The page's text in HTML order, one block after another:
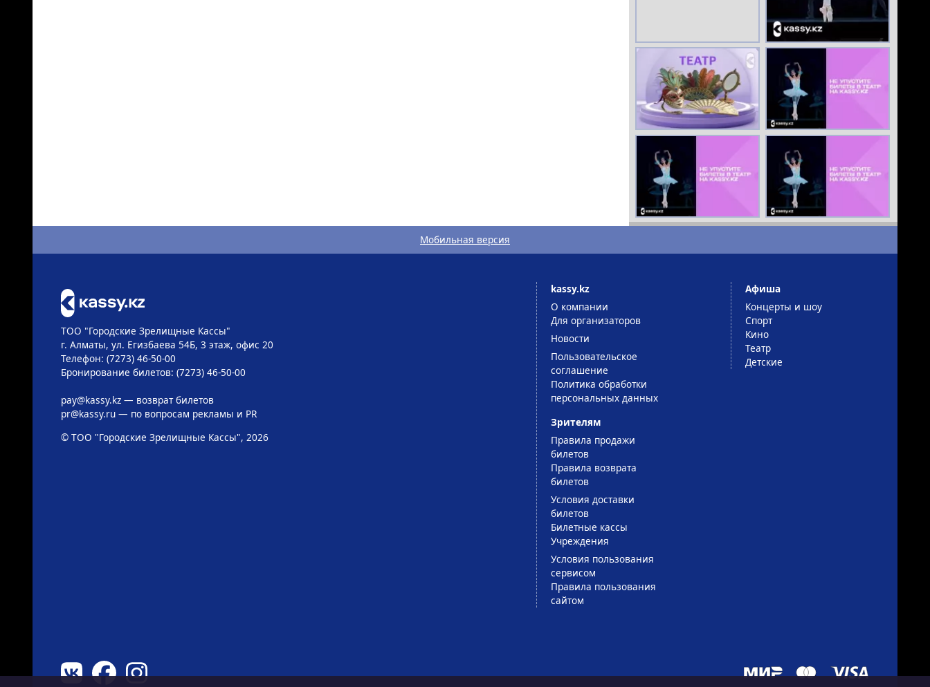
Мобильная версия
ТОО "Городские Зрелищные Кассы"
г. Алматы, ул. Егизбаева 54Б, 3 этаж, офис 20
Телефон: (7273) 46-50-00
Бронирование билетов: (7273) 46-50-00
pay@kassy.kz— возврат билетов
pr@kassy.ru— по вопросам рекламы и PR
© ТОО "Городские Зрелищные Кассы", 2026
kassy.kz
О компании
Для организаторов
Новости
Пользовательское
соглашение
Политика обработки
персональных данных
Зрителям
Правила продажи
билетов
Правила возврата
билетов
Условия доставки
билетов
Билетные кассы
Учреждения
Условия пользования
сервисом
Правила пользования
сайтом
Афиша
Концерты и шоу
Спорт
Кино
Театр
Детские